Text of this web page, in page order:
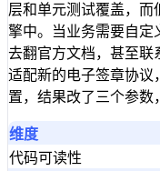
层和单元测试覆盖，而
擎中。当业务需要自
去翻官方文档，甚至联
适配新的电子签章协议
置，结果改了三个参数
维度
代码可读性